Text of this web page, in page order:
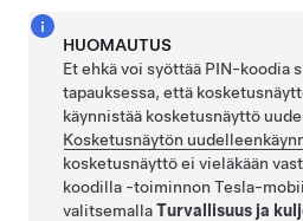
HUOMAUTUS
Et ehkä voi syöttää PIN-koodia
tapauksessa, että
käynnistää kosketusnäyttö
Kosketusnäytön
kosketusnäyttö ei vieläkään
koodilla -toiminnon Tesla-
valitsemallaTurvallisuus ja